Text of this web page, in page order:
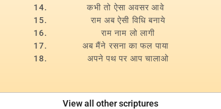
कभी तो ऐसा अवसर आवे
राम अब ऐसी विधि बनाये
राम नाम लो लागी
अब मैंने रसना का फल पाया
अपने पथ पर आप चालाओ
View all other scriptures